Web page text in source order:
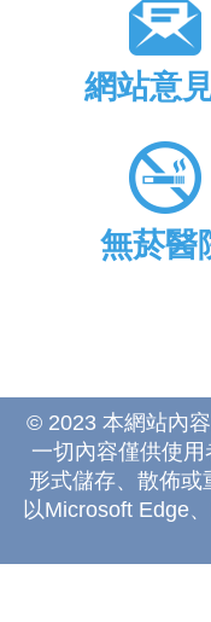
網站意
無菸醫
© 2023 本網站內
一切內容僅供使
形式儲存、散佈
以Microsoft Edge